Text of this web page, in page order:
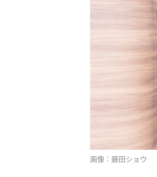
画像：藤田ショウ